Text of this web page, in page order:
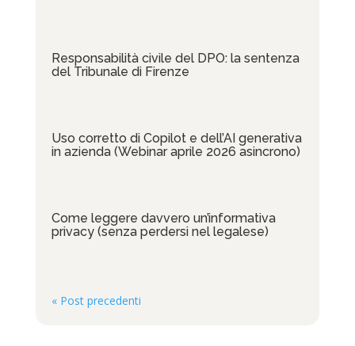
Responsabilità civile del DPO: la sentenza
del Tribunale di Firenze
Uso corretto di Copilot e dell’AI generativa
in azienda (Webinar aprile 2026 asincrono)
Come leggere davvero un’informativa
privacy (senza perdersi nel legalese)
« Post precedenti